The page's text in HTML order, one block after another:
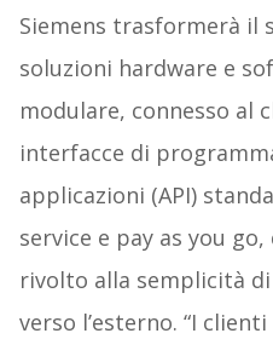
Siemens trasformerà
soluzioni hardware e
modulare, connesso al
interfacce di
applicazioni (API)
service e pay as you
rivolto alla semplicità
verso l’esterno. “I